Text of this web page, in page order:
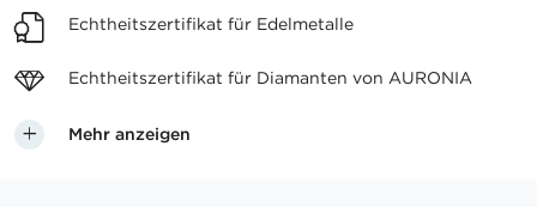
Echtheitszertifikat für Edelmetalle
Echtheitszertifikat für Diamanten von AURONIA
Mehr anzeigen